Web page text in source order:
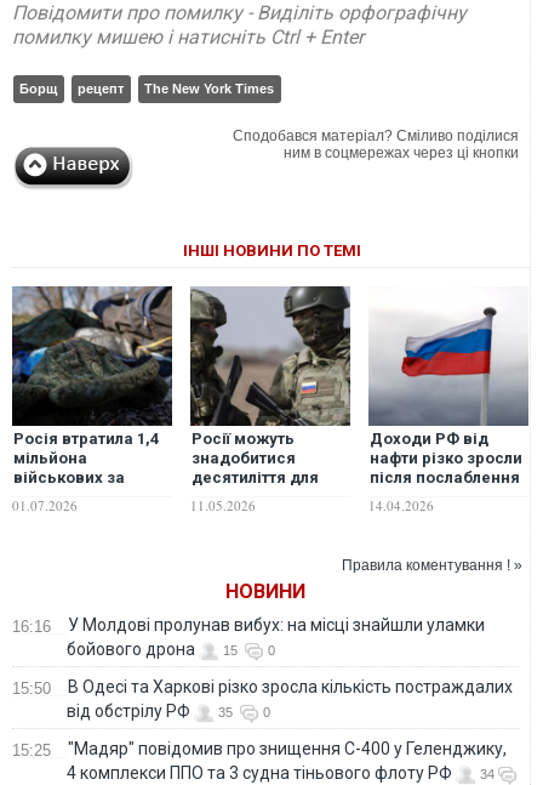
Повідомити про помилку - Виділіть орфографічну
помилку мишею і натисніть Ctrl + Enter
Борщ рецепт The New York Times
Сподобався матеріал? Сміливо поділися
ним в соцмережах через ці кнопки
ІНШІ НОВИНИ ПО ТЕМІ
Росія втратила 1,4
мільйона
військових за
вторгнення в
01.07.2026
Росії можуть
знадобитися
десятиліття для
захоплення
11.05.2026
Доходи РФ від
нафти різко зросли
після послаблення
заробила $12,8
Times
14.04.2026
Правила коментування ! »
НОВИНИ
16:16
У Молдові пролунав вибух: на місці знайшли уламки
бойового дрона
15 0
15:50
В Одесі та Харкові різко зросла кількість постраждалих
від обстрілу РФ
35 0
15:25
"Мадяр" повідомив про знищення С-400 у Геленджику,
4 комплекси ППО та 3 судна тіньового флоту РФ
34